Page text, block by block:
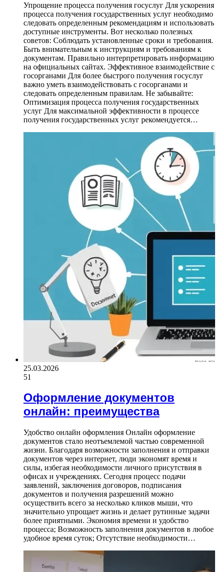
Упрощение процесса получения госуслуг Для ускорения
процесса получения государственных услуг необходимо
следовать определенным рекомендациям и использовать
доступные инструменты. Вот несколько полезных
советов: Соблюдать установленные сроки и требования.
Быть внимательным к инструкциям и требованиям к
документам. Правильно интерпретировать информацию
на официальных сайтах. Эффективное взаимодействие с
госорганами Для более быстрого получения госуслуг
важно уметь взаимодействовать с госорганами и
следовать определенным правилам. Не забывайте:
Оптимизация процесса получения государственных
услуг Для максимальной эффективности в процессе
получения государственных услуг рекомендуется…
25.03.2026
51
Оформление документов
онлайн: преимущества
Удобство онлайн оформления Онлайн оформление
документов стало неотъемлемой частью современной
жизни. Благодаря возможности заполнения и отправки
документов через интернет, люди экономят время и
силы, избегая необходимости личного присутствия в
офисах и учреждениях. Сегодня процесс подачи
заявлений, заключения договоров, подписания
документов и получения разрешений можно
осуществить всего за несколько кликов мыши, что
значительно упрощает жизнь и делает рутинные задачи
более приятными. Экономия времени и удобство
процесса; Возможность заполнения документов в любое
удобное время суток; Отсутствие необходимости…